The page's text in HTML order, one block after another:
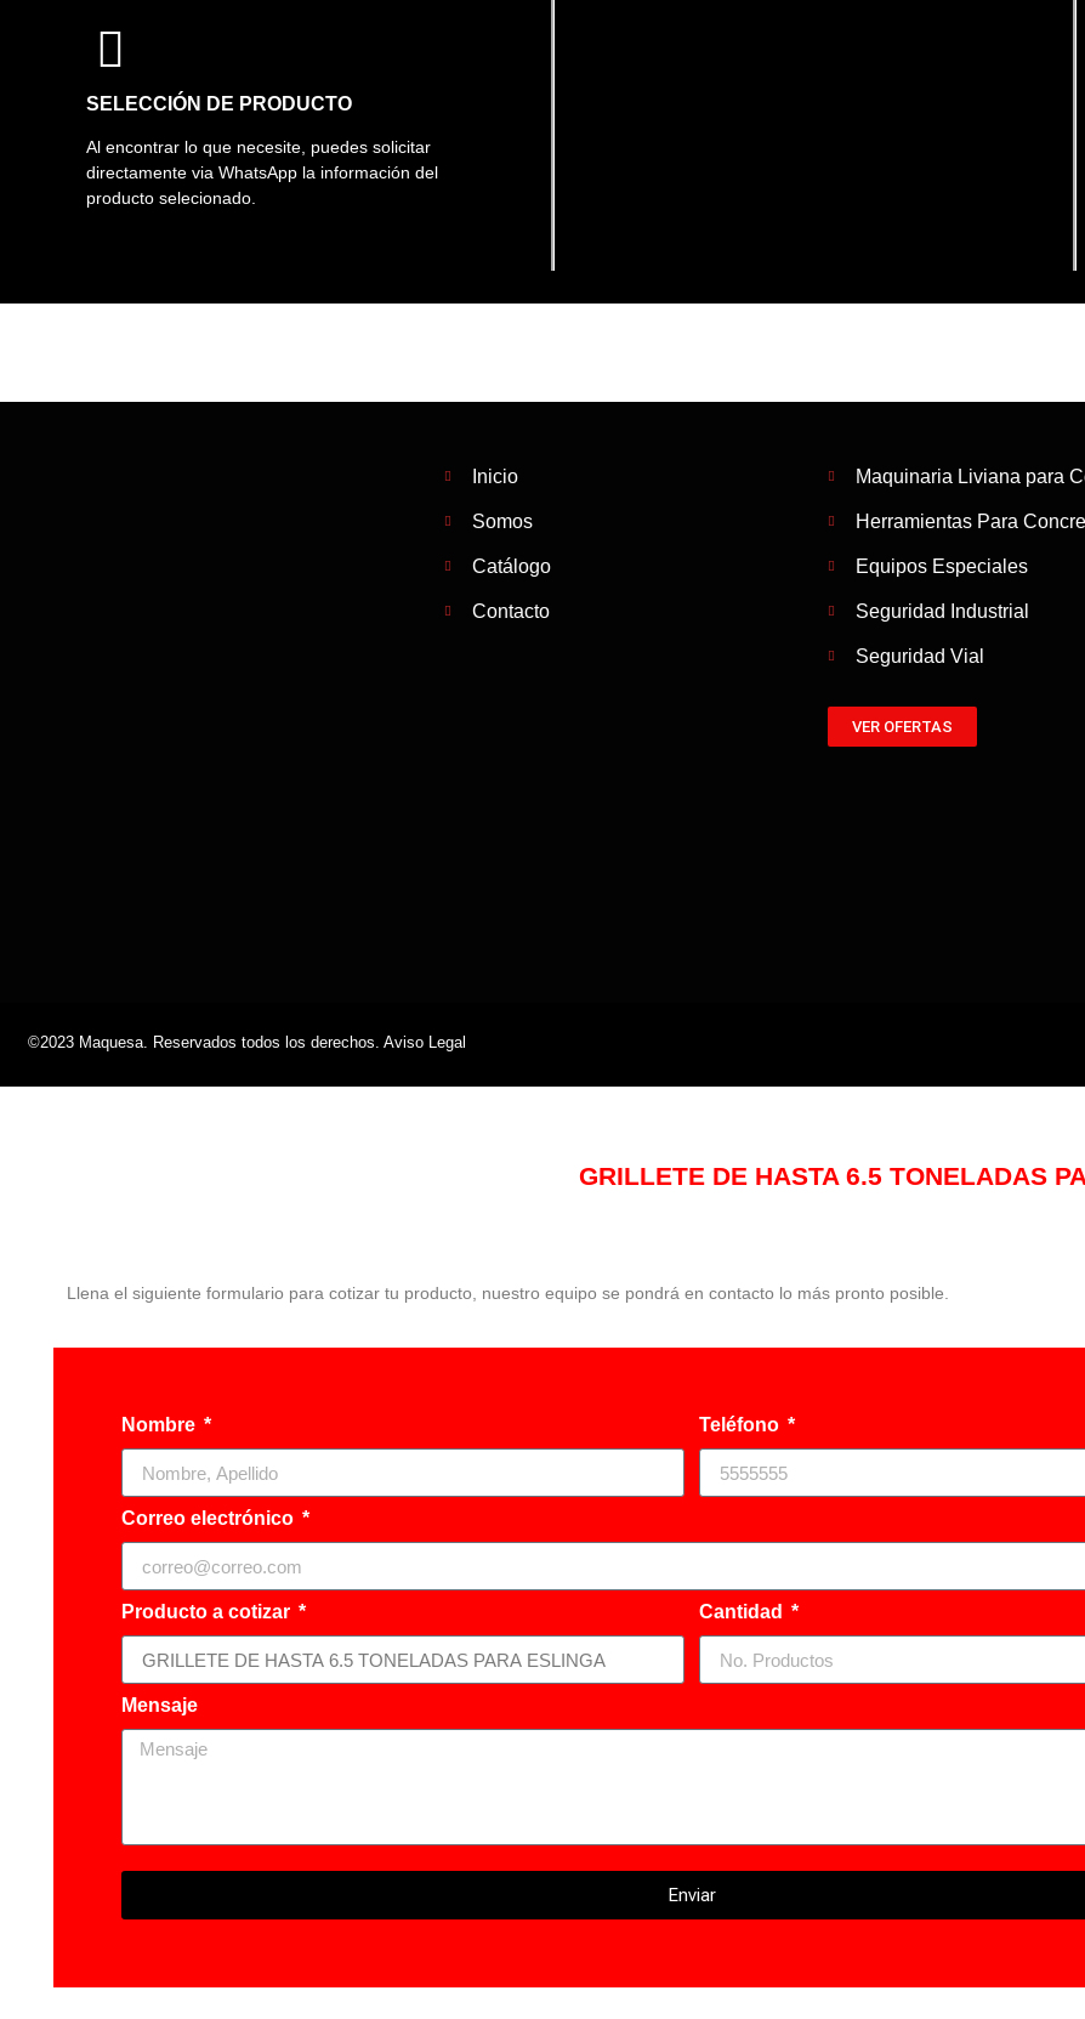
SELECCIÓN DE PRODUCTO
Al encontrar lo que necesite, puedes solicitar
directamente via WhatsApp la información del
producto selecionado.
Inicio
Somos
Catálogo
Contacto
Maquinaria Liviana para
Herramientas Para
Equipos Especiales
Seguridad Industrial
Seguridad Vial
VER OFERTAS
©2023 Maquesa. Reservados todos los derechos. Aviso Legal
GRILLETE DE HASTA 6.5 TONELADAS
Llena el siguiente formulario para cotizar tu producto, nuestro equipo se pondrá en contacto lo más pronto posible.
Nombre Teléfono
Correo electrónico
Producto a cotizar Cantidad
Mensaje
Enviar